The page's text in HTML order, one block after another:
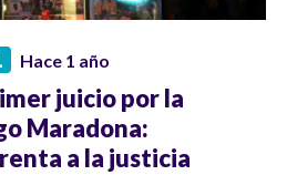
Hace 1 año
juicio por la
Maradona:
a la justicia